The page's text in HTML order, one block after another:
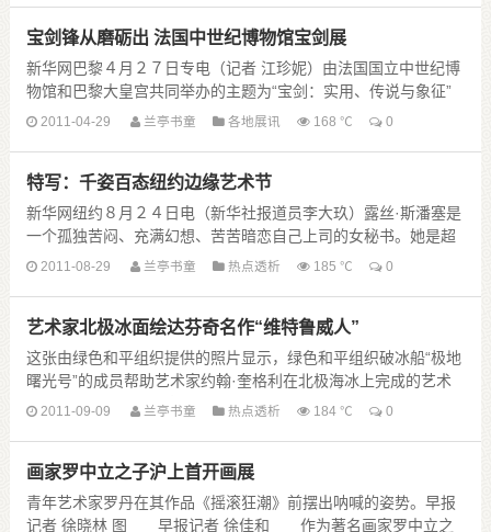
宝剑锋从磨砺出 法国中世纪博物馆宝剑展
新华网巴黎４月２７日专电（记者 江珍妮）由法国国立中世纪博
物馆和巴黎大皇宫共同举办的主题为“宝剑：实用、传说与象征”
的展览４月２８日至９月２６日在法国中世纪博物......
2011-04-29 兰亭书童 各地展讯 168 ℃ 0
特写：千姿百态纽约边缘艺术节
新华网纽约８月２４日电（新华社报道员李大玖）露丝·斯潘塞是
一个孤独苦闷、充满幻想、苦苦暗恋自己上司的女秘书。她是超
级影迷，成年累月沉迷于上世纪黑白爱情片，时常面......
2011-08-29 兰亭书童 热点透析 185 ℃ 0
艺术家北极冰面绘达芬奇名作“维特鲁威人”
这张由绿色和平组织提供的照片显示，绿色和平组织破冰船“极地
曙光号”的成员帮助艺术家约翰·奎格利在北极海冰上完成的艺术
作品——残缺的达芬奇名作“维特鲁威人”（摄于......
2011-09-09 兰亭书童 热点透析 184 ℃ 0
画家罗中立之子沪上首开画展
青年艺术家罗丹在其作品《摇滚狂潮》前摆出呐喊的姿势。早报
记者 徐晓林 图 早报记者 徐佳和 作为著名画家罗中立之